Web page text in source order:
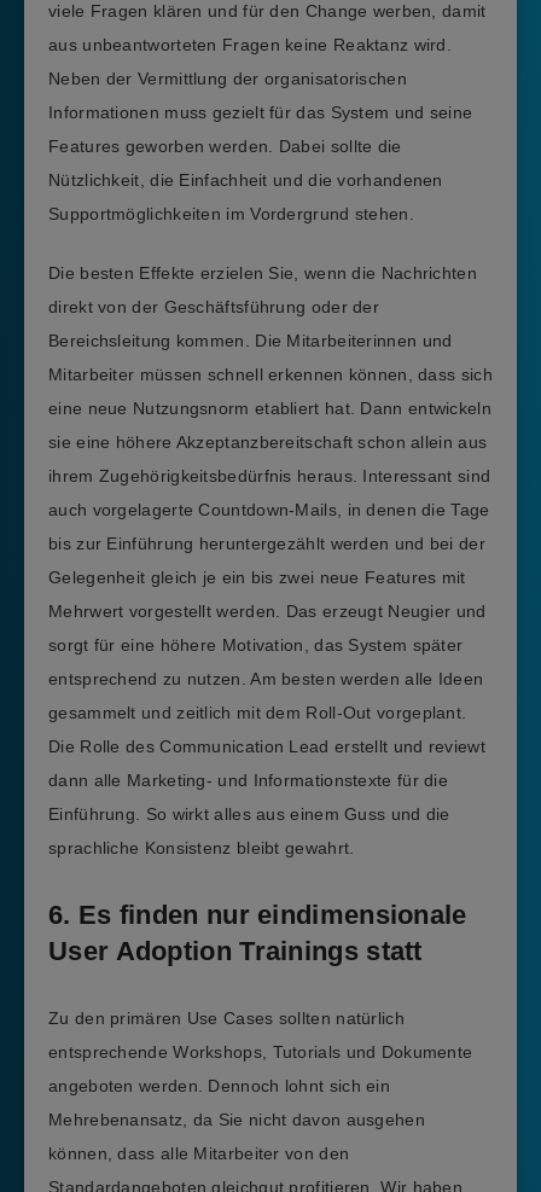
viele Fragen klären und für den Change werben, damit
aus unbeantworteten Fragen keine Reaktanz wird.
Neben der Vermittlung der organisatorischen
Informationen muss gezielt für das System und seine
Features geworben werden. Dabei sollte die
Nützlichkeit, die Einfachheit und die vorhandenen
Supportmöglichkeiten im Vordergrund stehen.
Die besten Effekte erzielen Sie, wenn die Nachrichten
direkt von der Geschäftsführung oder der
Bereichsleitung kommen. Die Mitarbeiterinnen und
Mitarbeiter müssen schnell erkennen können, dass sich
eine neue Nutzungsnorm etabliert hat. Dann entwickeln
sie eine höhere Akzeptanzbereitschaft schon allein aus
ihrem Zugehörigkeitsbedürfnis heraus. Interessant sind
auch vorgelagerte Countdown-Mails, in denen die Tage
bis zur Einführung heruntergezählt werden und bei der
Gelegenheit gleich je ein bis zwei neue Features mit
Mehrwert vorgestellt werden. Das erzeugt Neugier und
sorgt für eine höhere Motivation, das System später
entsprechend zu nutzen. Am besten werden alle Ideen
gesammelt und zeitlich mit dem Roll-Out vorgeplant.
Die Rolle des Communication Lead erstellt und reviewt
dann alle Marketing- und Informationstexte für die
Einführung. So wirkt alles aus einem Guss und die
sprachliche Konsistenz bleibt gewahrt.
6. Es finden nur eindimensionale
User Adoption Trainings statt
Zu den primären Use Cases sollten natürlich
entsprechende Workshops, Tutorials und Dokumente
angeboten werden. Dennoch lohnt sich ein
Mehrebenansatz, da Sie nicht davon ausgehen
können, dass alle Mitarbeiter von den
Standardangeboten gleichgut profitieren. Wir haben